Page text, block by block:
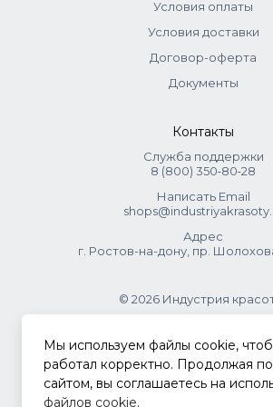
Условия оплаты
Условия доставки
Договор-оферта
Документы
Контакты
Служба поддержки
8 (800) 350‑80‑28
Написать Email
Адрес
г. Ростов-на-дону, пр. Шолохова,
© 2026 Индустрия
.
Политика
Мы используем файлы cookie,
работал корректно. Продолжая
сайтом, вы соглашаетесь на
файлов cookie.